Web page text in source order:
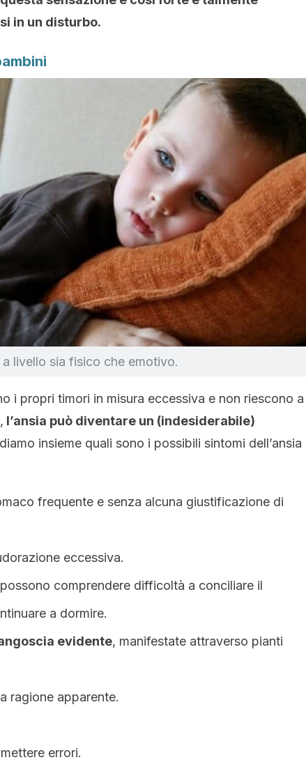
in un disturbo.
a livello sia fisico che emotivo.
i propri timori in misura eccessiva e non riescono a
l’ansia può diventare un (indesiderabile)
insieme quali sono i possibili sintomi dell’ansia
frequente e senza alcuna giustificazione di
eccessiva.
comprendere difficoltà a conciliare il
a dormire.
evidente, manifestate attraverso pianti
ragione apparente.
errori.